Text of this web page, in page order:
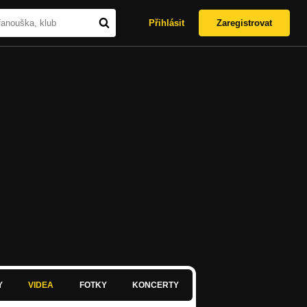
Přihlásit Zaregistrovat
VIDEA FOTKY KONCERTY